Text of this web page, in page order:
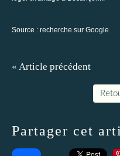
Source : recherche sur Google
« Article précédent
Partager cet